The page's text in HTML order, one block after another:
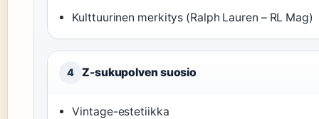
Kulttuurinen merkitys (Ralph Lauren – RL Mag)
4 Z-sukupolven suosio
Vintage-estetiikka